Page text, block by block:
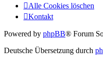
Alle Cookies löschen
Kontakt
Powered by phpBB® Forum
Deutsche Übersetzung durch